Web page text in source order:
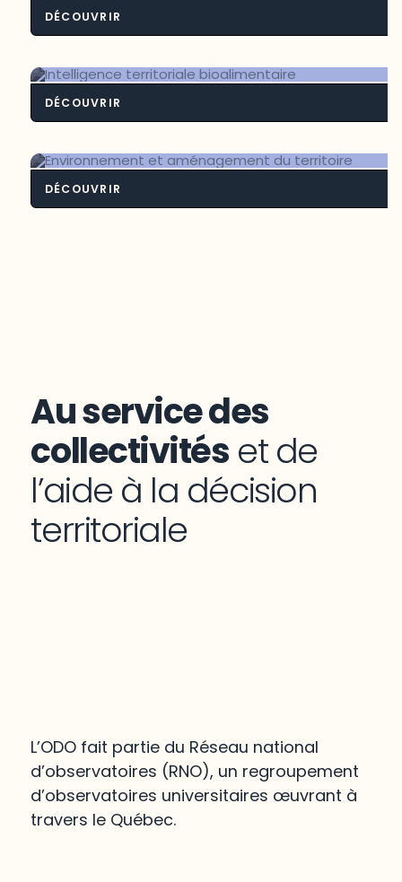
DÉCOUVRIR
DÉCOUVRIR
DÉCOUVRIR
Au service des
collectivités et de
l’aide à la décision
territoriale
L’ODO fait partie du Réseau national
d’observatoires (RNO), un regroupement
d’observatoires universitaires œuvrant à
travers le Québec.